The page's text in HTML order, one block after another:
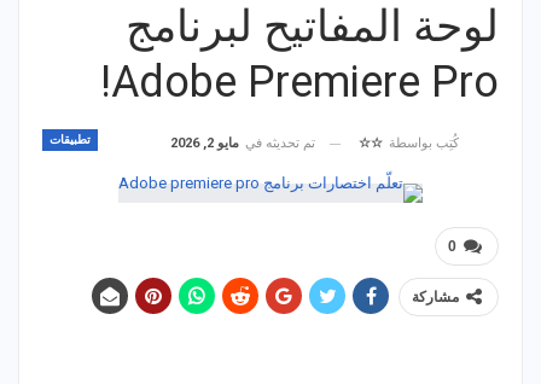
لوحة المفاتيح لبرنامج
Adobe Premiere Pro!
تطبيقات كُتِب بواسطة ☆☆ تم تحديثه في مايو 2, 2026
0
مشاركة